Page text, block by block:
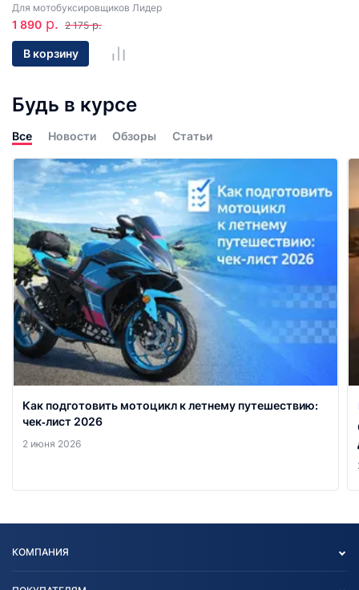
Для мотобуксировщиков Лидер
1 890 р. 2 175 р.
В корзину
Будь в курсе
Все Новости Обзоры Статьи
Как подготовить мотоцикл к летнему путешествию:
чек‑лист 2026
2 июня 2026
КОМПАНИЯ